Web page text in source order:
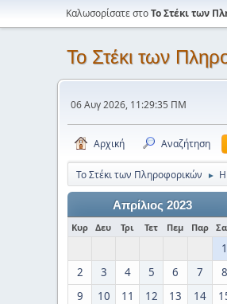
Καλωσορίσατε στοΤο Στέκι των
Το Στέκι των
06 Αυγ 2026, 11:29:35 ΠΜ
Αρχική Αναζήτηση
Το Στέκι των Πληροφορικών ►
Απρίλιος 2023
Κυρ Δευ Τρι Τετ Πεμ Παρ
1
2
3 4 5 6 7
8
9
10 11 12 13 14